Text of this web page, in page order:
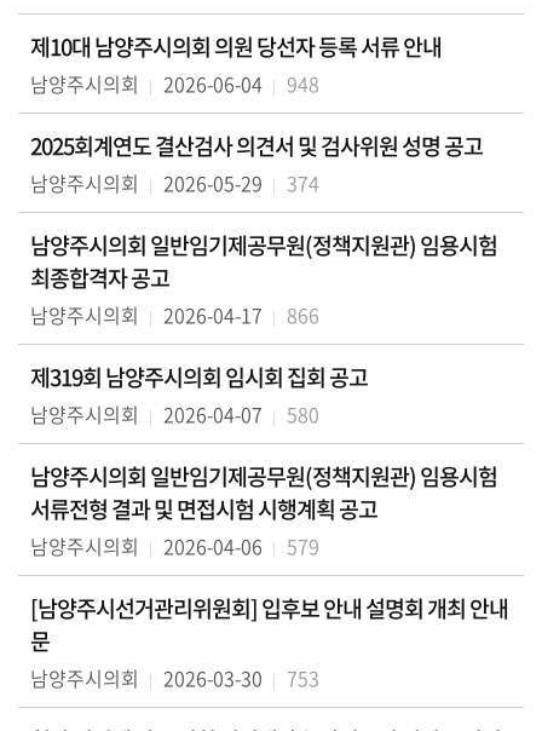
제10대 남양주시의회 의원 당선자 등록 서류 안내
남양주시의회 2026-06-04 948
2025회계연도 결산검사 의견서 및 검사위원 성명 공고
남양주시의회 2026-05-29 374
남양주시의회 일반임기제공무원(정책지원관) 임용시험
최종합격자 공고
남양주시의회 2026-04-17 866
제319회 남양주시의회 임시회 집회 공고
남양주시의회 2026-04-07 580
남양주시의회 일반임기제공무원(정책지원관) 임용시험
서류전형 결과 및 면접시험 시행계획 공고
남양주시의회 2026-04-06 579
[남양주시선거관리위원회] 입후보 안내 설명회 개최 안내
문
남양주시의회 2026-03-30 753